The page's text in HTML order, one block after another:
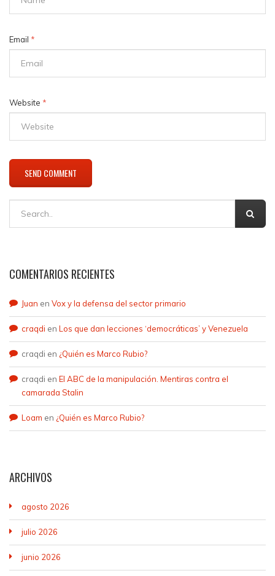
Email *
Website *
COMENTARIOS RECIENTES
Juan en Vox y la defensa del sector primario
craqdi en Los que dan lecciones ‘democráticas’ y Venezuela
craqdi en ¿Quién es Marco Rubio?
craqdi en El ABC de la manipulación. Mentiras contra el
camarada Stalin
Loam en ¿Quién es Marco Rubio?
ARCHIVOS
agosto 2026
julio 2026
junio 2026